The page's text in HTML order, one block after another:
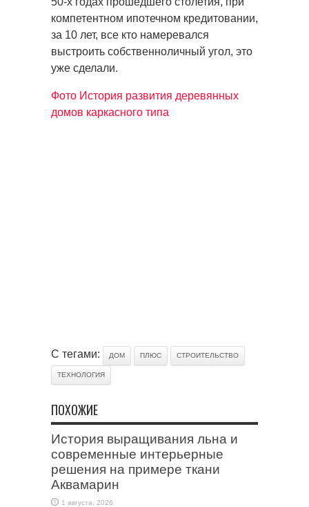
компетентном ипотечном кредитовании,
за 10 лет, все кто намеревался
выстроить собственноличный угол, это
уже сделали.
Фото История развития деревянных
домов каркасного типа
С тегами: ДОМ ПЛЮС СТРОИТЕЛЬСТВО
ТЕХНОЛОГИЯ
ПОХОЖИЕ
История выращивания льна и
современные интерьерные
решения на примере ткани
Аквамарин
1 августа, 2026